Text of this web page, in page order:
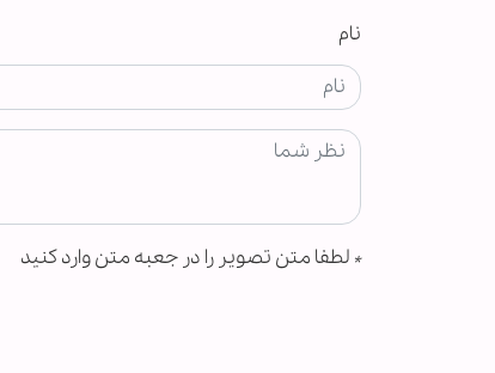
نام
* لطفا متن تصویر را در جعبه متن وارد کنید